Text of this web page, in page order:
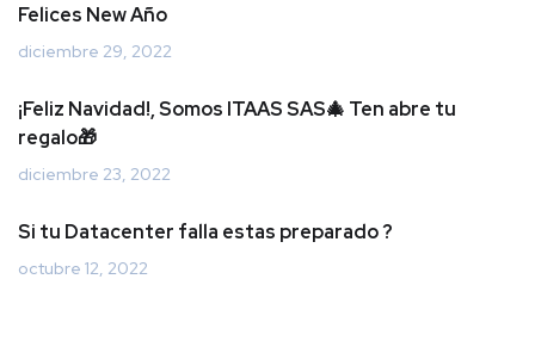
Felices New Año
diciembre 29, 2022
¡Feliz Navidad!, Somos ITAAS SAS🎄 Ten abre tu
regalo🎁
diciembre 23, 2022
Si tu Datacenter falla estas preparado ?
octubre 12, 2022